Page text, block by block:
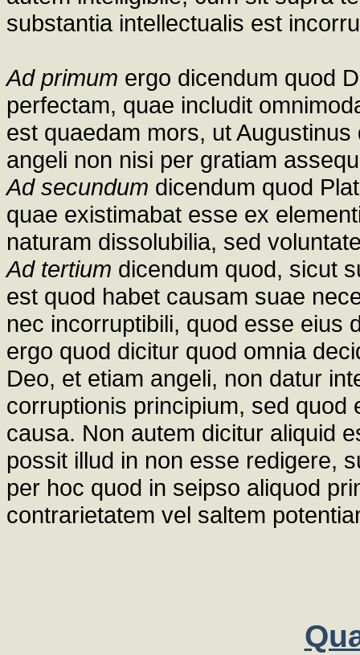
substantia intellectualis est
Ad primum ergo dicendum quod
perfectam, quae includit
est quaedam mors, ut
angeli non nisi per gratiam
Ad secundum dicendum quod
quae existimabat esse ex
naturam dissolubilia, sed
Ad tertium dicendum quod, sicut
est quod habet causam suae
nec incorruptibili, quod esse eius
ergo quod dicitur quod omnia
Deo, et etiam angeli, non datur
corruptionis principium, sed
causa. Non autem dicitur aliquid
possit illud in non esse redigere,
per hoc quod in seipso aliquod
contrarietatem vel saltem